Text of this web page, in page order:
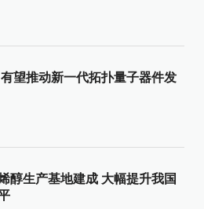
望推动新一代拓扑量子器件发
醇生产基地建成 大幅提升我国